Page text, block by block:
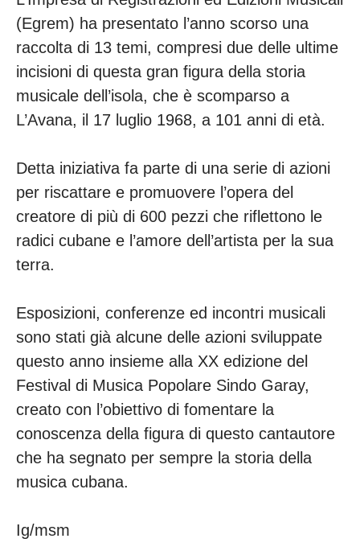
(Egrem) ha presentato l’anno scorso una
raccolta di 13 temi, compresi due delle ultime
incisioni di questa gran figura della storia
musicale dell’isola, che è scomparso a
L’Avana, il 17 luglio 1968, a 101 anni di età.
Detta iniziativa fa parte di una serie di azioni
per riscattare e promuovere l’opera del
creatore di più di 600 pezzi che riflettono le
radici cubane e l’amore dell’artista per la sua
terra.
Esposizioni, conferenze ed incontri musicali
sono stati già alcune delle azioni sviluppate
questo anno insieme alla XX edizione del
Festival di Musica Popolare Sindo Garay,
creato con l’obiettivo di fomentare la
conoscenza della figura di questo cantautore
che ha segnato per sempre la storia della
musica cubana.
Ig/msm